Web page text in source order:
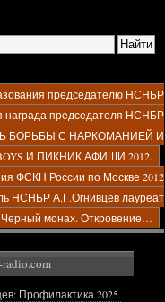
председателю НСНБР
награда председателя НСНБР
БОРЬБЫ С НАРКОМАНИЕЙ И
И ПИКНИК АФИШИ 2012.
ФСКН России по Москве 2012
НСНБР А.Г.Огнивцев лауреат
монах. Откровение…
radio.com
Профилактика 2025.